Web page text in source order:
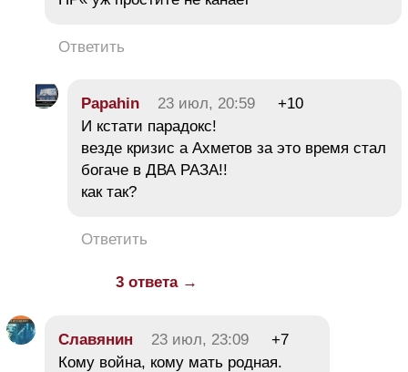
Ответить
Papahin 23 июл, 20:59
+10
И кстати парадокс!
везде кризис а Ахметов за это время стал
богаче в ДВА РАЗА!!
как так?
Ответить
3 ответа →
Славянин 23 июл, 23:09
+7
Кому война, кому мать родная.